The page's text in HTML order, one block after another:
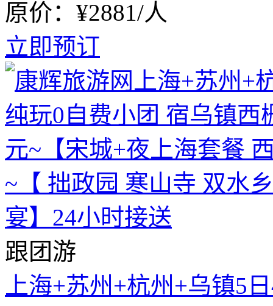
原价：¥2881/人
立即预订
跟团游
上海+苏州+杭州+乌镇5